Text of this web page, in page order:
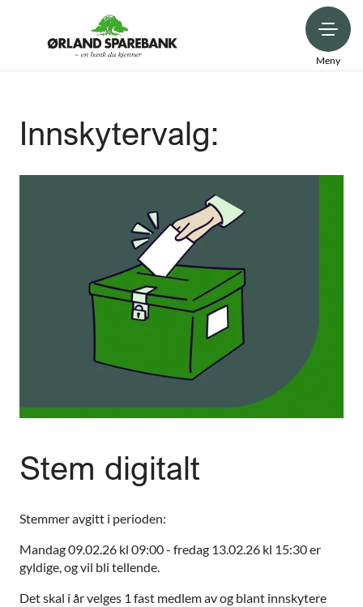
Meny
Innskytervalg:
Stem digitalt
Stemmer avgitt i perioden:
Mandag 09.02.26 kl 09:00 - fredag 13.02.26 kl 15:30 er
gyldige, og vil bli tellende.
Det skal i år velges 1 fast medlem av og blant innskytere